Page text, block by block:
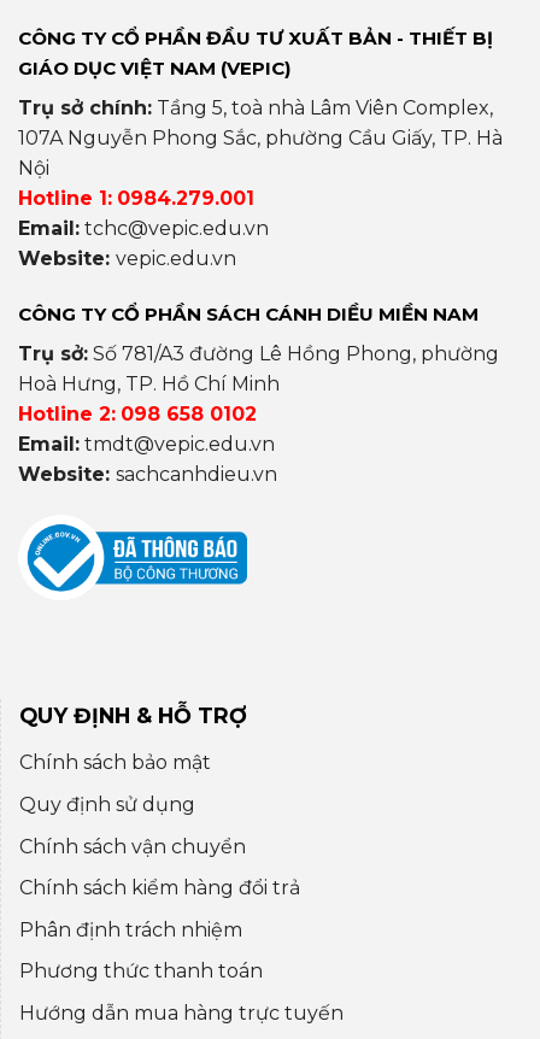
CÔNG TY CỔ PHẦN ĐẦU TƯ XUẤT BẢN - THIẾT BỊ
GIÁO DỤC VIỆT NAM (VEPIC)
Trụ sở chính: Tầng 5, toà nhà Lâm Viên Complex,
107A Nguyễn Phong Sắc, phường Cầu Giấy, TP. Hà
Nội
Hotline 1: 0984.279.001
Email: tchc@vepic.edu.vn
Website: vepic.edu.vn
CÔNG TY CỔ PHẦN SÁCH CÁNH DIỀU MIỀN NAM
Trụ sở: Số 781/A3 đường Lê Hồng Phong, phường
Hoà Hưng, TP. Hồ Chí Minh
Hotline 2: 098 658 0102
Email: tmdt@vepic.edu.vn
Website: sachcanhdieu.vn
QUY ĐỊNH & HỖ TRỢ
Chính sách bảo mật
Quy định sử dụng
Chính sách vận chuyển
Chính sách kiểm hàng đổi trả
Phân định trách nhiệm
Phương thức thanh toán
Hướng dẫn mua hàng trực tuyến